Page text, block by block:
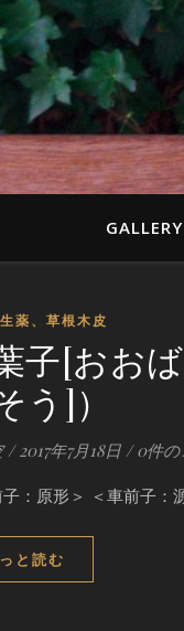
GALLERY
薬、草根木皮
子[おお
う]）
/ 2017年7月18日 / 0件の
子：原形＞ ＜車前子
と読む